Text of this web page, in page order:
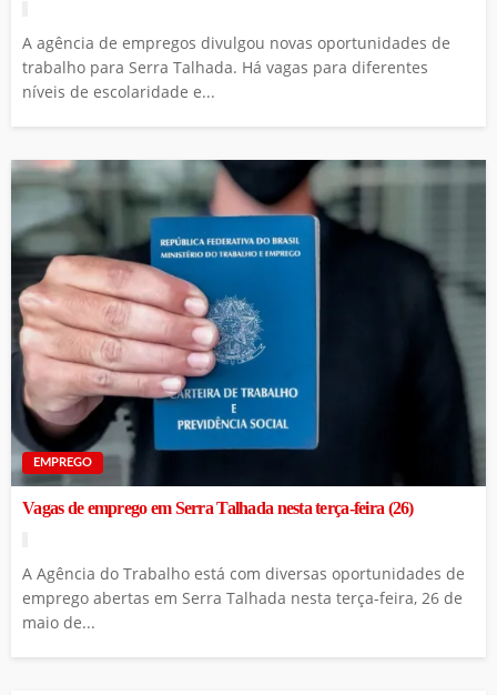
A agência de empregos divulgou novas oportunidades de
trabalho para Serra Talhada. Há vagas para diferentes
níveis de escolaridade e...
EMPREGO
Vagas de emprego em Serra Talhada nesta terça-feira (26)
A Agência do Trabalho está com diversas oportunidades de
emprego abertas em Serra Talhada nesta terça-feira, 26 de
maio de...